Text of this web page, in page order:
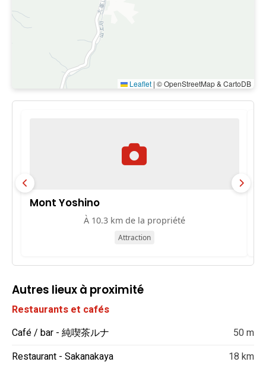
Leaflet | © OpenStreetMap & CartoDB
Mont Yoshino
À 10.3 km de la propriété
Attraction
Autres lieux à proximité
Restaurants et cafés
Café / bar - 純喫茶ルナ
50 m
Restaurant - Sakanakaya
18 km